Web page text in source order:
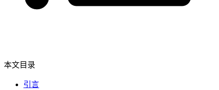
本文目录
引言